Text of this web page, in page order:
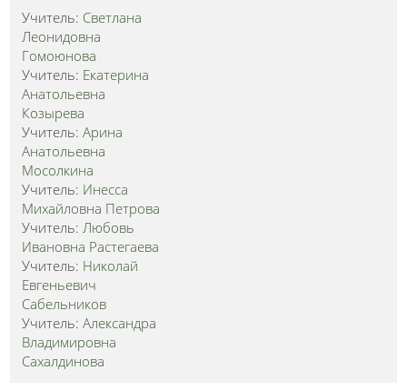
Учитель: Светлана
Леонидовна
Гомоюнова
Учитель: Екатерина
Анатольевна
Козырева
Учитель: Арина
Анатольевна
Мосолкина
Учитель: Инесса
Михайловна Петрова
Учитель: Любовь
Ивановна Растегаева
Учитель: Николай
Евгеньевич
Сабельников
Учитель: Александра
Владимировна
Сахалдинова